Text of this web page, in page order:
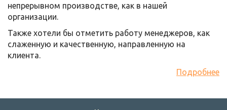
непрерывном производстве, как в нашей
организации.
Также хотели бы отметить работу менеджеров, как
слаженную и качественную, направленную на
клиента.
Подробнее